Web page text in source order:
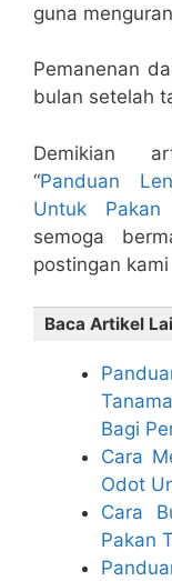
guna
Pemanenan
bulan setelah
Demikian
“Panduan
Untuk
semoga
postingan
Baca Artikel
Bagi
Cara
Odot
Cara
Pakan